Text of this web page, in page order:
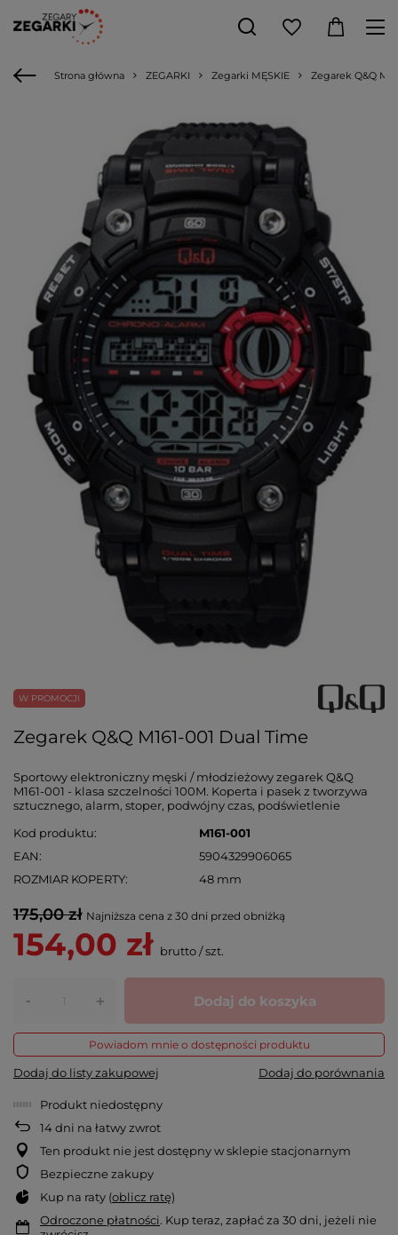
Strona główna ZEGARKI Zegarki MĘSKIE Zegarek Q&Q
W PROMOCJI
Zegarek Q&Q M161-001 Dual Time
Sportowy elektroniczny męski / młodzieżowy zegarek Q&Q
M161-001 - klasa szczelności 100M. Koperta i pasek z tworzywa
sztucznego, alarm, stoper, podwójny czas, podświetlenie
Kod produktu
M161-001
EAN
5904329906065
ROZMIAR KOPERTY
48 mm
175,00 zł Najniższa cena z 30 dni przed obniżką
154,00 zł brutto/szt.
- + Dodaj do koszyka
Powiadom mnie o dostępności produktu
Dodaj do listy zakupowej Dodaj do porównania
Produkt niedostępny
14dni na łatwy zwrot
Ten produkt nie jest dostępny w sklepie stacjonarnym
Bezpieczne zakupy
Kup na raty (oblicz ratę)
Odroczone płatności. Kup teraz, zapłać za 30 dni, jeżeli nie